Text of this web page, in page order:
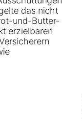
das nicht
und-Butter-
erzielbaren